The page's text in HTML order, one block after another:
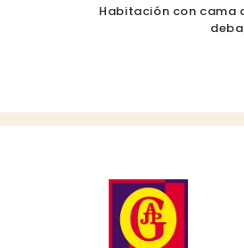
Habitación con